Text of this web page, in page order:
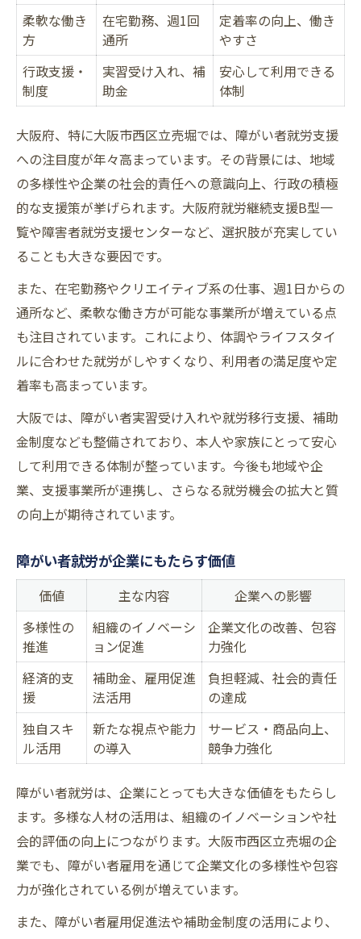
柔軟な働き
方
在宅勤務、週1回
通所
定着率の向上、働き
やすさ
行政支援・
制度
実習受け入れ、補
助金
安心して利用できる
体制
大阪府、特に大阪市西区立売堀では、障がい者就労支援
への注目度が年々高まっています。その背景には、地域
の多様性や企業の社会的責任への意識向上、行政の積極
的な支援策が挙げられます。大阪府就労継続支援B型一
覧や障害者就労支援センターなど、選択肢が充実してい
ることも大きな要因です。
また、在宅勤務やクリエイティブ系の仕事、週1日からの
通所など、柔軟な働き方が可能な事業所が増えている点
も注目されています。これにより、体調やライフスタイ
ルに合わせた就労がしやすくなり、利用者の満足度や定
着率も高まっています。
大阪では、障がい者実習受け入れや就労移行支援、補助
金制度なども整備されており、本人や家族にとって安心
して利用できる体制が整っています。今後も地域や企
業、支援事業所が連携し、さらなる就労機会の拡大と質
の向上が期待されています。
障がい者就労が企業にもたらす価値
価値 主な内容
企業への影響
多様性の
推進
組織のイノベーシ
ョン促進
企業文化の改善、包容
力強化
経済的支
援
補助金、雇用促進
法活用
負担軽減、社会的責任
の達成
独自スキ
ル活用
新たな視点や能力
の導入
サービス・商品向上、
競争力強化
障がい者就労は、企業にとっても大きな価値をもたらし
ます。多様な人材の活用は、組織のイノベーションや社
会的評価の向上につながります。大阪市西区立売堀の企
業でも、障がい者雇用を通じて企業文化の多様性や包容
力が強化されている例が増えています。
また、障がい者雇用促進法や補助金制度の活用により、